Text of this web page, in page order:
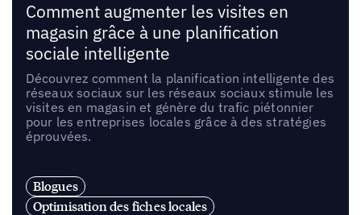
Comment augmenter les visites en
magasin grâce à une planification
sociale intelligente
Découvrez comment la planification intelligente des
réseaux sociaux sur les réseaux sociaux stimule les
visites en magasin et génère du trafic piétonnier
pour les entreprises locales grâce à des stratégies
éprouvées.
Blogues
Optimisation des fiches locales